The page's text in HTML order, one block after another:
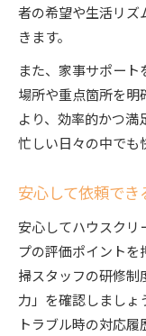
者の希望や生活リズ
きます。
また、家事サポー
場所や重点箇所を明
より、効率的かつ満
忙しい日々の中でも
安心して依頼で
安心してハウスクリ
プの評価ポイントを
掃スタッフの研修
力」を確認しましょ
トラブル時の対応